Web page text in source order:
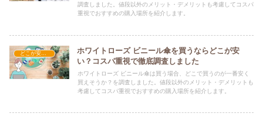
調査しました。値段以外のメリット・デメリットも考慮してコスパ
重視でおすすめの購入場所を紹介します。
どこが安い？-日用品
ホワイトローズ ビニール傘を買うならどこが安
い？コスパ重視で徹底調査しました
ホワイトローズ ビニール傘は買う場合、どこで買うのが一番安く
買えそうか？を調査しました。値段以外のメリット・デメリットも
考慮してコスパ重視でおすすめの購入場所を紹介します。